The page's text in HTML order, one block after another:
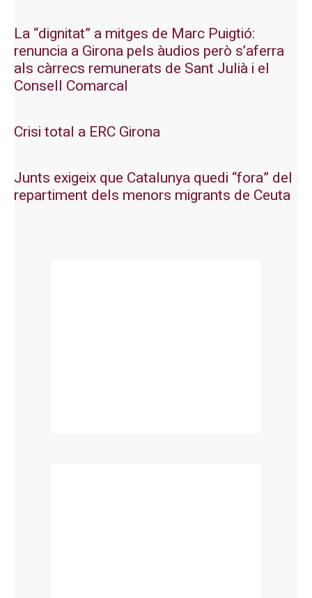
La “dignitat” a mitges de Marc Puigtió:
renuncia a Girona pels àudios però s’aferra
als càrrecs remunerats de Sant Julià i el
Consell Comarcal
Crisi total a ERC Girona
Junts exigeix que Catalunya quedi “fora” del
repartiment dels menors migrants de Ceuta